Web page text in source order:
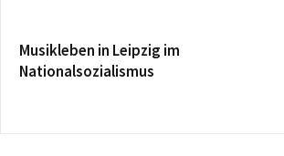
Musikleben in Leipzig im
Nationalsozialismus